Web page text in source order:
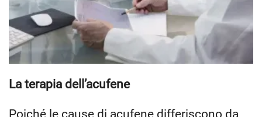
La terapia dell’acufene
Poiché le cause di acufene differiscono da